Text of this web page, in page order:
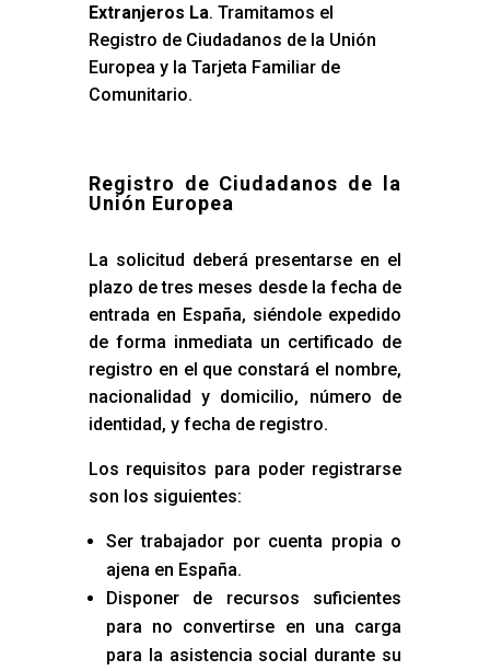
Extranjeros La. Tramitamos el
Registro de Ciudadanos de la Unión
Europea y la Tarjeta Familiar de
Comunitario.
Registro de Ciudadanos de la
Unión Europea
La solicitud deberá presentarse en el
plazo de tres meses desde la fecha de
entrada en España, siéndole expedido
de forma inmediata un certificado de
registro en el que constará el nombre,
nacionalidad y domicilio, número de
identidad, y fecha de registro.
Los requisitos para poder registrarse
son los siguientes:
Ser trabajador por cuenta propia o
ajena en España.
Disponer de recursos suficientes
para no convertirse en una carga
para la asistencia social durante su